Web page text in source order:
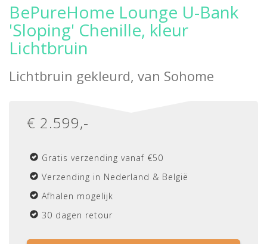
BePureHome Lounge U-Bank
'Sloping' Chenille, kleur
Lichtbruin
Lichtbruin gekleurd, van Sohome
€ 2.599,-
Gratis verzending vanaf €50
Verzending in Nederland & België
Afhalen mogelijk
30 dagen retour